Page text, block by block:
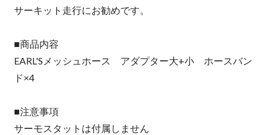
サーキット走行にお勧めです。
■商品内容
EARL'Sメッシュホース アダプター大+小 ホースバン
ド×4
■注意事項
サーモスタットは付属しません